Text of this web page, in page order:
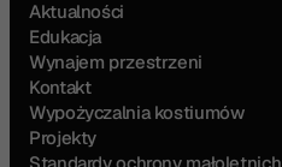
Aktualności
Edukacja
Wynajem przestrzeni
Kontakt
Wypożyczalnia kostiumów
Projekty